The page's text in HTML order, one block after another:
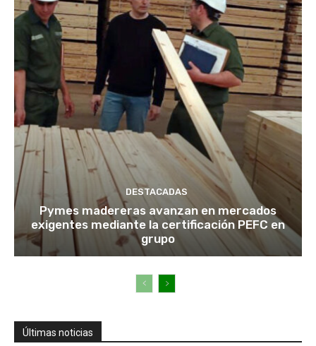
DESTACADAS
Pymes madereras avanzan en mercados
exigentes mediante la certificación PEFC en
grupo
Últimas noticias